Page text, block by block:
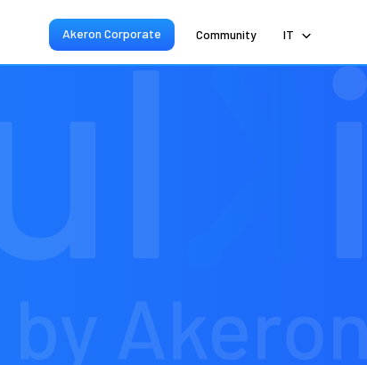
Akeron Corporate Community IT